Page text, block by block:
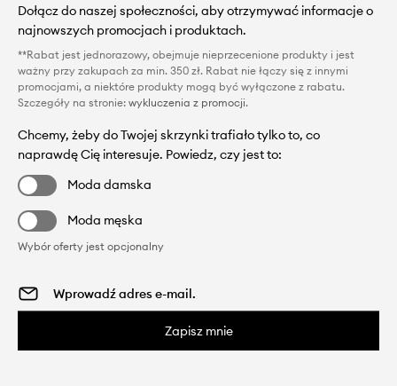
Dołącz do naszej społeczności, aby otrzymywać informacje o
najnowszych promocjach i produktach.
**Rabat jest jednorazowy, obejmuje nieprzecenione produkty i jest
ważny przy zakupach za min. 350 zł. Rabat nie łączy się z innymi
promocjami, a niektóre produkty mogą być wyłączone z rabatu.
Szczegóły na stronie: wykluczenia z promocji.
Chcemy, żeby do Twojej skrzynki trafiało tylko to, co
naprawdę Cię interesuje. Powiedz, czy jest to:
Moda damska
Moda męska
Wybór oferty jest opcjonalny
Zapisz mnie